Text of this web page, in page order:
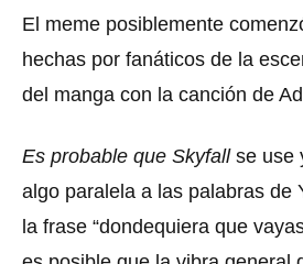
El meme posiblemente
hechas por fanáticos de la
del manga con la canción de
Es probable que Skyfallse use
algo paralela a las palabras de
la frase “dondequiera que